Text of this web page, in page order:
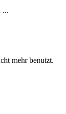
...
mehr benutzt.